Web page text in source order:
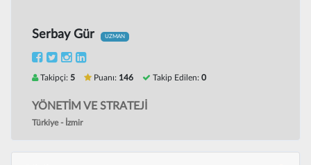
Serbay Gür UZMAN
Takipçi: 5 Puanı: 146 Takip Edilen: 0
YÖNETİM VE STRATEJİ
Türkiye - İzmir